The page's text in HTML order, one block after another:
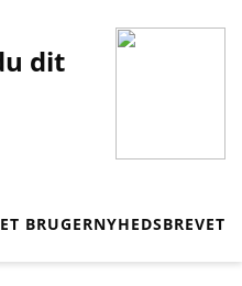
dit
BRUGERNYHEDSBREVET